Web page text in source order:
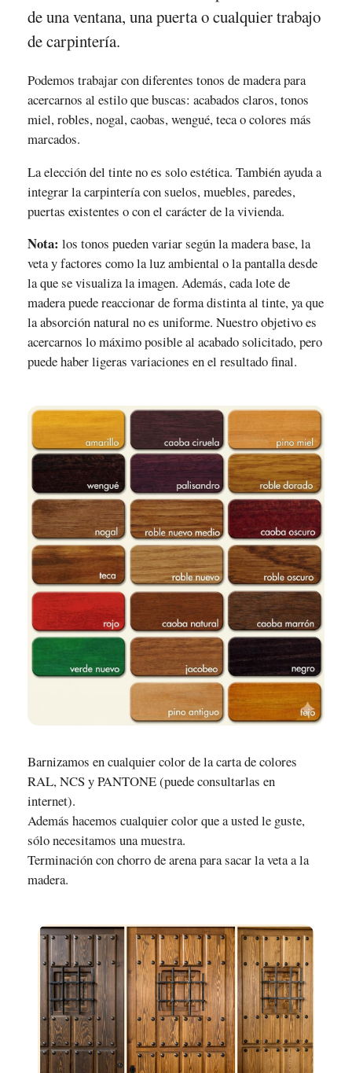
de una ventana, una puerta o cualquier trabajo
de carpintería.
Podemos trabajar con diferentes tonos de madera para
acercarnos al estilo que buscas: acabados claros, tonos
miel, robles, nogal, caobas, wengué, teca o colores más
marcados.
La elección del tinte no es solo estética. También ayuda a
integrar la carpintería con suelos, muebles, paredes,
puertas existentes o con el carácter de la vivienda.
Nota: los tonos pueden variar según la madera base, la
veta y factores como la luz ambiental o la pantalla desde
la que se visualiza la imagen. Además, cada lote de
madera puede reaccionar de forma distinta al tinte, ya que
la absorción natural no es uniforme. Nuestro objetivo es
acercarnos lo máximo posible al acabado solicitado, pero
puede haber ligeras variaciones en el resultado final.
Barnizamos en cualquier color de la carta de colores
RAL, NCS y PANTONE (puede consultarlas en
internet).
Además hacemos cualquier color que a usted le guste,
sólo necesitamos una muestra.
Terminación con chorro de arena para sacar la veta a la
madera.